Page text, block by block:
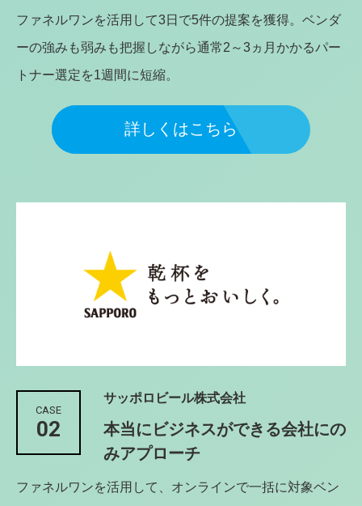
ファネルワンを活用して3日で5件の提案を獲得。ベンダ
ーの強みも弱みも把握しながら通常2～3ヵ月かかるパー
トナー選定を1週間に短縮。
詳しくはこちら
CASE
02
サッポロビール株式会社
本当にビジネスができる会社にの
みアプローチ
ファネルワンを活用して、オンラインで一括に対象ベン